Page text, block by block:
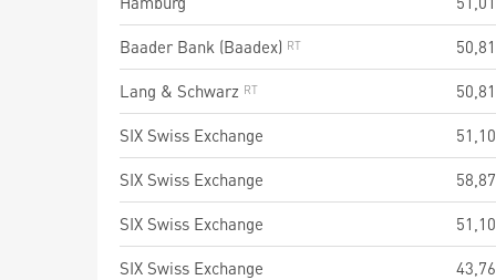
Baader Bank (Baadex)
50,81
Lang & Schwarz
50,81
SIX Swiss Exchange
51,10
SIX Swiss Exchange
58,87
SIX Swiss Exchange
51,10
SIX Swiss Exchange
43,76